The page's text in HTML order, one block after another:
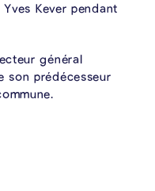
Kever pendant
général
son prédécesseur